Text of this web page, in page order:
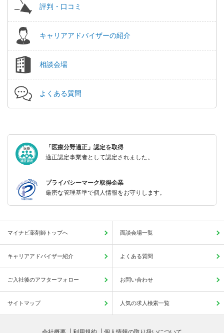
評判・口コミ
キャリアアドバイザーの紹介
相談会場
よくある質問
「医療分野適正」認定を取得
適正認定事業者として認定されました。
プライバシーマーク取得企業
厳密な管理基準で個人情報をお守りします。
マイナビ薬剤師トップへ 面談会場一覧
キャリアアドバイザー紹介 よくある質問
ご入社後のアフターフォロー お問い合わせ
サイトマップ 人気の求人検索一覧